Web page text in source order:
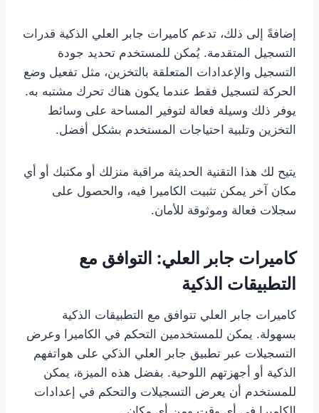
إضافةً إلى ذلك، تدعم كاميرات جابر العلي الذكية قدرات
التسجيل المتقدمة. يُمكن للمستخدم تحديد جودة
التسجيل والإعدادات المتعلقة بالتخزين، مثل تفعيل وضع
الحركة لتسجيل فقط عندما يكون هناك تحرك مشتبه به.
يوفر ذلك وسيلة فعالة لتوفير المساحة على وسائط
التخزين وتلبية احتياجات المستخدم بشكل أفضل.
يتيح لك هذا التقنية الحديثة مراقبة منزلك أو مكتبك أو أي
مكان آخر يمكن تثبيت الكاميرا فيه، والحصول على
سجلات فعالة وموثوقة للأمان.
كاميرات جابر العلي: التوافق مع
التطبيقات الذكية
كاميرات جابر العلي تتوافق مع التطبيقات الذكية
بسهولة. يمكن للمستخدمين التحكم في الكاميرا وعرض
التسجيلات عبر تطبيق جابر العلي الذكي على هواتفهم
الذكية أو أجهزتهم اللوحية. بفضل هذه الميزة، يمكن
للمستخدم أن يعرض التسجيلات والتحكم في إعدادات